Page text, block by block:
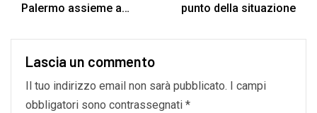
Palermo assieme a…
punto della situazione
Lascia un commento
Il tuo indirizzo email non sarà pubblicato.
I campi
obbligatori sono contrassegnati *